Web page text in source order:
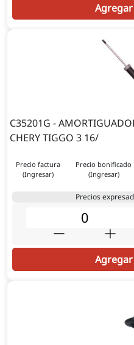
C35201G -
CHERY TIGGO 3 16/
Precio factura
(Ingresar)
Precio bonificado
(Ingresar)
Precios